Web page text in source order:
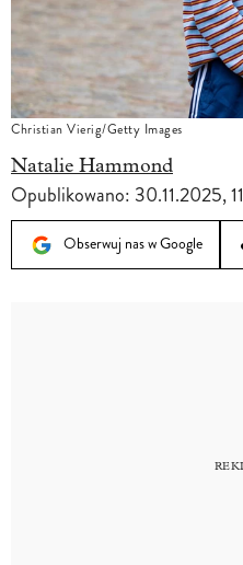
Christian Vierig/Getty Images
Natalie Hammond
Opublikowano: 30.11.2025,
Obserwuj nas w Google